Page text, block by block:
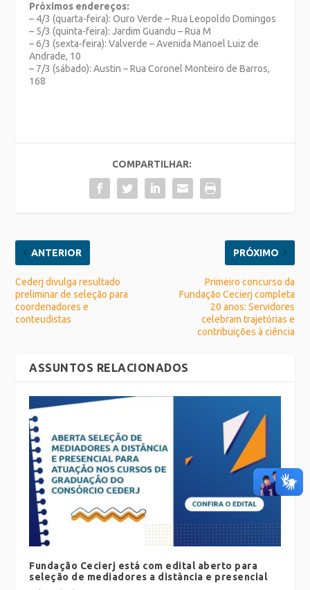
Próximos endereços:
– 4/3 (quarta-feira): Ouro Verde – Rua Leopoldo Domingos
– 5/3 (quinta-feira): Jardim Guandu – Rua M
– 6/3 (sexta-feira): Valverde – Avenida Manoel Luiz de
Andrade, 10
– 7/3 (sábado): Austin – Rua Coronel Monteiro de Barros,
168
COMPARTILHAR:
ANTERIOR
Cederj divulga resultado
preliminar de seleção para
coordenadores e
conteudistas
PRÓXIMO
Primeiro concurso da
Fundação Cecierj completa
20 anos: Servidores
celebram trajetórias e
contribuições à ciência
ASSUNTOS RELACIONADOS
Fundação Cecierj está com edital aberto para
seleção de mediadores a distância e presencial